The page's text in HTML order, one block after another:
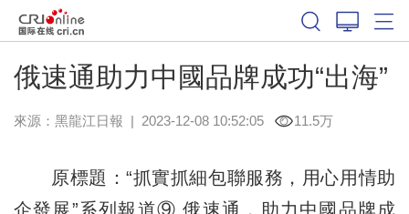
俄速通助力中國品牌成功“出海”
來源： 黑龍江日報 | 2023-12-08 10:52:05 11.5万
原標題：“抓實抓細包聯服務，用心用情助
企發展”系列報道⑨ 俄速通，助力中國品牌成